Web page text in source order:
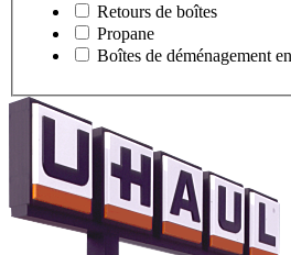
Retours de boîtes
Propane
Boîtes de déménagement